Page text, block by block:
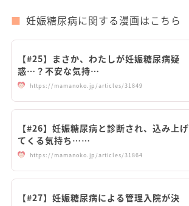
妊娠糖尿病に関する漫画はこちら
【#25】まさか、わたしが妊娠糖尿病疑
惑…？不安な気持…
https://mamanoko.jp/articles/31849
【#26】妊娠糖尿病と診断され、込み上げ
てくる気持ち……
https://mamanoko.jp/articles/31864
【#27】妊娠糖尿病による管理入院が決